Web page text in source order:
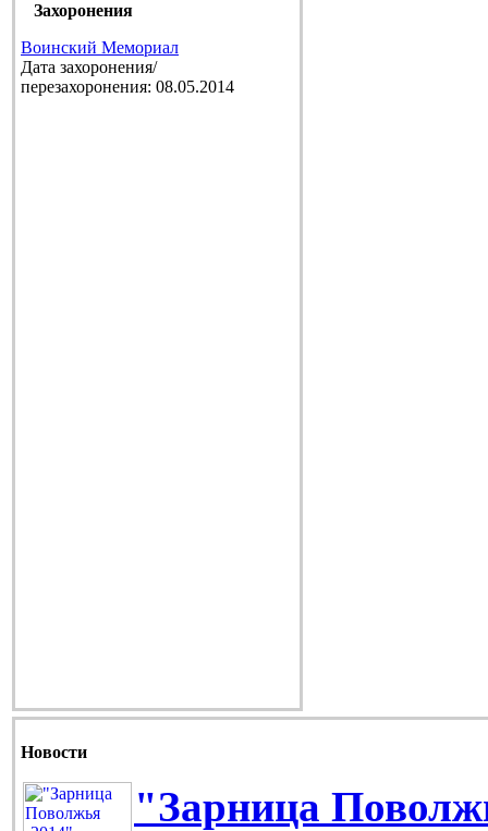
Захоронения
Воинский Мемориал
Дата захоронения/
перезахоронения: 08.05.2014
Новости
"Зарница